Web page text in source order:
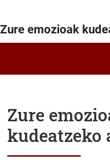
Zure emozioak
Zure
kudeatzeko